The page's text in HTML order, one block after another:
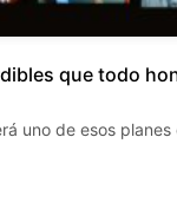
que todo
uno de esos